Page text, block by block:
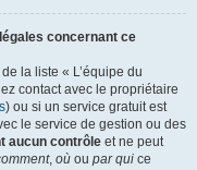
concernant ce
la liste « L’équipe du
contact avec le propriétaire
) ou si un service gratuit est
le service de gestion ou des
aucun contrôle et ne peut
, où ou par qui ce